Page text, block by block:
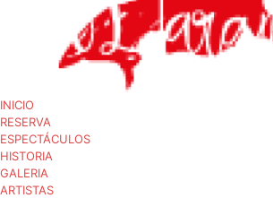
INICIO
RESERVA
ESPECTÁCULOS
HISTORIA
GALERIA
ARTISTAS